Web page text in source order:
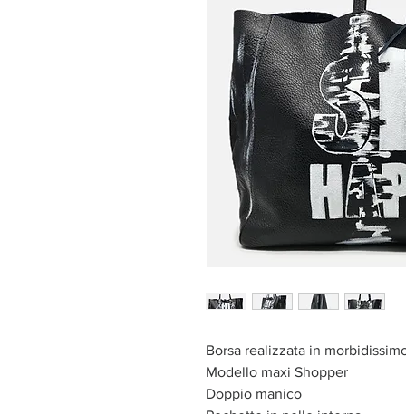
Borsa realizzata in
Modello maxi Shopper
Doppio manico